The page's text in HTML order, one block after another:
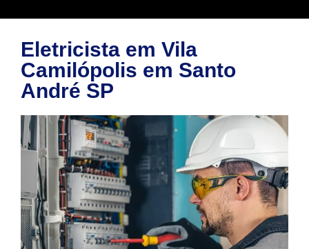
Eletricista em Vila
Camilópolis em Santo
André SP